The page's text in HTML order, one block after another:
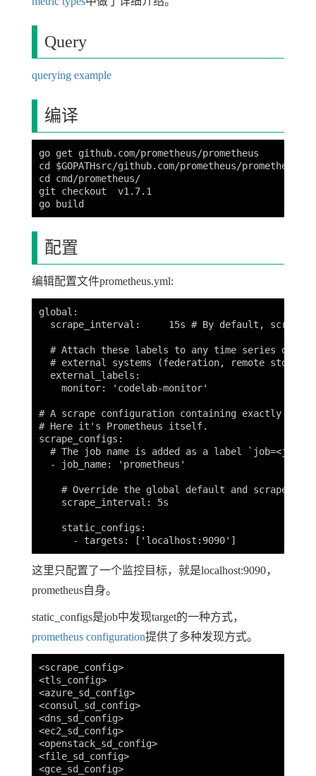
Query
querying example
编译
go get github.com/prometheus/prometheus
cd $GOPATHsrc/github.com/prometheus/prometheus
cd cmd/prometheus/
git checkout  v1.7.1
配置
编辑配置文件prometheus.yml:
global:
scrape_interval:     15s # By default, scrape
# Attach these labels to any time series or
# external systems (federation, remote
  external_labels:
    monitor: 'codelab-monitor'
# A scrape configuration containing exactly one
# Here it's Prometheus itself.
scrape_configs:
# The job name is added as a label
  - job_name: 'prometheus'
# Override the global default and scrape
    scrape_interval: 5s
    static_configs:
这里只配置了一个监控目标，就是localhost:9090，
prometheus自身。
static_configs是job中发现target的一种方式，
prometheus configuration提供了多种发现方式。
<scrape_config>
<tls_config>
<azure_sd_config>
<consul_sd_config>
<dns_sd_config>
<ec2_sd_config>
<openstack_sd_config>
<file_sd_config>
<gce_sd_config>